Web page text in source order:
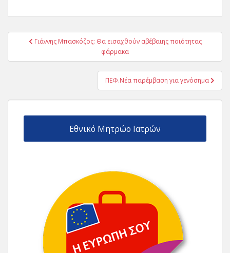
Πλοήγηση
Γιάννης Μπασκόζος: Θα εισαχθούν αβέβαιης ποιότητας
φάρμακα
ΠΕΦ.Νέα παρέμβαση για γενόσημα
Εθνικό Μητρώο Ιατρών